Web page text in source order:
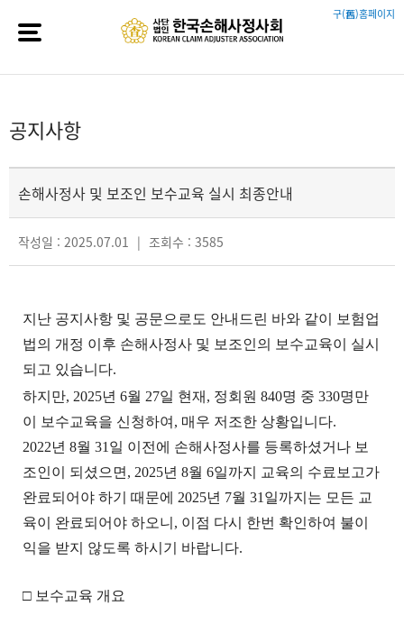
구(舊)홈페이지
공지사항
손해사정사 및 보조인 보수교육 실시 최종안내
작성일 : 2025.07.01 | 조회수 : 3585
지난 공지사항 및 공문으로도 안내드린 바와 같이 보험업
법의 개정 이후 손해사정사 및 보조인의 보수교육이 실시
되고 있습니다.
하지만, 2025년 6월 27일 현재, 정회원 840명 중 330명만
이 보수교육을 신청하여, 매우 저조한 상황입니다.
2022년 8월 31일 이전에 손해사정사를 등록하셨거나 보
조인이 되셨으면, 2025년 8월 6일까지 교육의 수료보고가
완료되어야 하기 때문에 2025년 7월 31일까지는 모든 교
육이 완료되어야 하오니, 이점 다시 한번 확인하여 불이
익을 받지 않도록 하시기 바랍니다.
□ 보수교육 개요